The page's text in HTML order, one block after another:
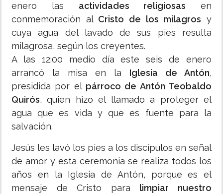
enero las actividades religiosas en
conmemoración al Cristo de los milagros y
cuya agua del lavado de sus pies resulta
milagrosa, según los creyentes.
A las 12:00 medio día este seis de enero
arrancó la misa en la Iglesia de Antón,
presidida por el párroco de Antón Teobaldo
Quirós, quien hizo el llamado a proteger el
agua que es vida y que es fuente para la
salvación.
Jesús les lavó los pies a los discípulos en señal
de amor y esta ceremonia se realiza todos los
años en la Iglesia de Antón, porque es el
mensaje de Cristo para limpiar nuestro